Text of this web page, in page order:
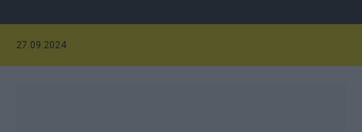
27.09.2024